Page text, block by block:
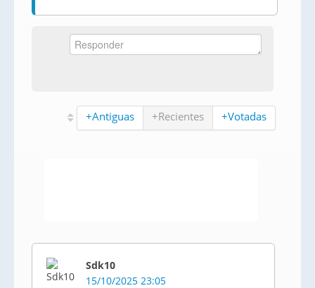
+Antiguas +Recientes +Votadas
Sdk10
15/10/2025 23:05